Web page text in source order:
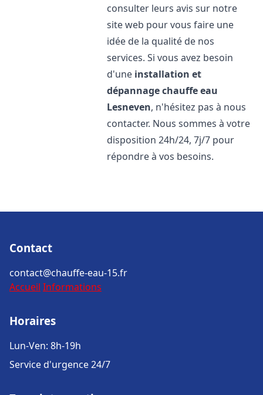
consulter leurs avis sur notre
site web pour vous faire une
idée de la qualité de nos
services. Si vous avez besoin
d'une installation et
dépannage chauffe eau
Lesneven, n'hésitez pas à nous
contacter. Nous sommes à votre
disposition 24h/24, 7j/7 pour
répondre à vos besoins.
Contact
contact@chauffe-eau-15.fr
Accueil Informations
Horaires
Lun-Ven: 8h-19h
Service d'urgence 24/7